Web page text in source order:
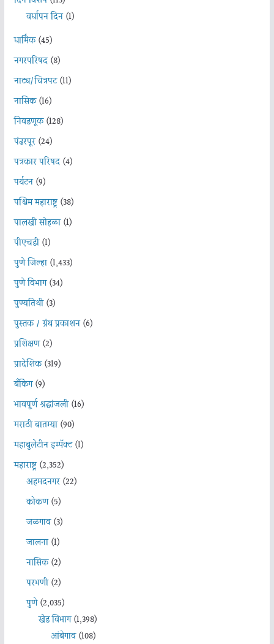
वर्धापन दिन(1)
धार्मिक(45)
नगरपरिषद(8)
नाट्य/चित्रपट(11)
नासिक(16)
निवडणूक(128)
पंढरपूर(24)
पत्रकार परिषद(4)
पर्यटन(9)
पश्चिम महाराष्ट्र(38)
पालखी सोहळा(1)
पीएचडी(1)
पुणे जिल्हा(1,433)
पुणे विभाग(34)
पुण्यतिथी(3)
पुस्तक / ग्रंथ प्रकाशन(6)
प्रशिक्षण(2)
प्रादेशिक(319)
बँकिंग(9)
भावपूर्ण श्रद्धांजली(16)
मराठी बातम्या(90)
महाबुलेटीन इम्पॅक्ट(1)
महाराष्ट्र(2,352)
अहमदनगर(22)
कोकण(5)
जळगाव(3)
जालना(1)
नासिक(2)
परभणी(2)
पुणे(2,035)
खेड विभाग(1,398)
आंबेगाव(108)